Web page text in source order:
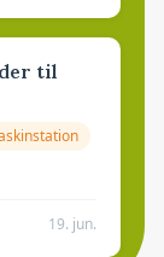
til
19. jun.